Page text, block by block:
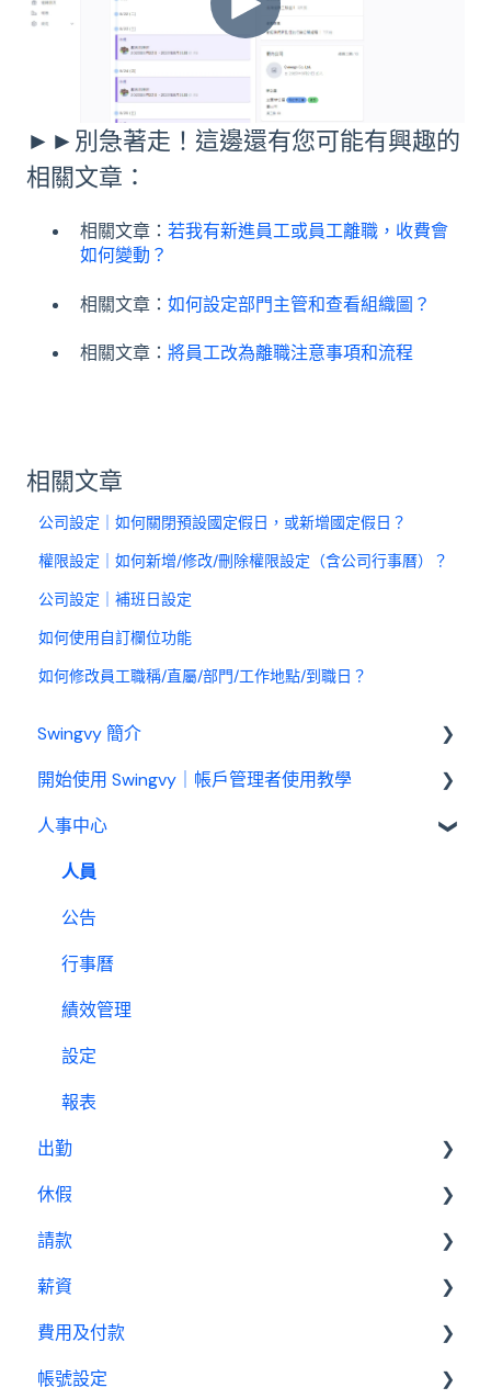
►►別急著走！這邊還有您可能有興趣的
相關文章：
相關文章： 若我有新進員工或員工離職，收費會
如何變動？
相關文章： 如何設定部門主管和查看組織圖？
相關文章： 將員工改為離職注意事項和流程
相關文章
公司設定｜如何關閉預設國定假日，或新增國定假日？
權限設定｜如何新增/修改/刪除權限設定（含公司行事曆）？
公司設定｜補班日設定
如何使用自訂欄位功能
如何修改員工職稱/直屬/部門/工作地點/到職日？
Swingvy 簡介
認識 Swingvy
開始使用 Swingvy｜帳戶管理者使用教學
Swingvy 新手教學｜所有你需要的教學影片都在
人事中心
人員
公告
行事曆
績效管理
設定
報表
出勤
基本設定
出勤管理者
我是員工
休假
基本設置
休假管理員
請款
請款管理員
薪資
基本設置
薪資管理員
費用及付款
訂閱相關
帳號設定